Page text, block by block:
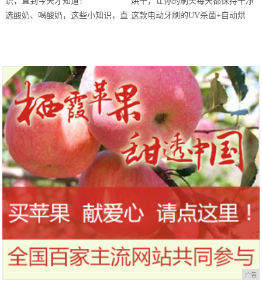
站欢乐开跑
选酸奶、喝酸奶，这些小知识，直 这款电动牙刷的UV杀菌+自动烘
广告